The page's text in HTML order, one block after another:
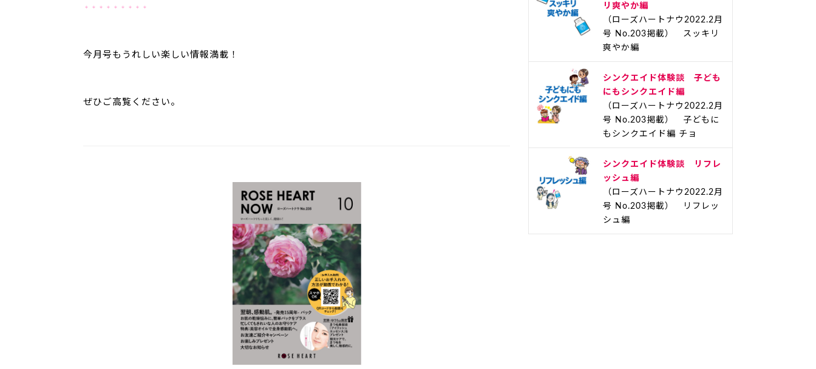
＊＊＊＊＊＊＊＊＊
今月号もうれしい楽しい情報満載！
ぜひご高覧ください。
リ爽やか編
（ローズハートナウ2022.2月
号 No.203掲載） スッキリ
爽やか編
シンクエイド体験談 子ども
にもシンクエイド編
（ローズハートナウ2022.2月
号 No.203掲載） 子どもに
もシンクエイド編 チョ
シンクエイド体験談 リフレ
ッシュ編
（ローズハートナウ2022.2月
号 No.203掲載） リフレッ
シュ編